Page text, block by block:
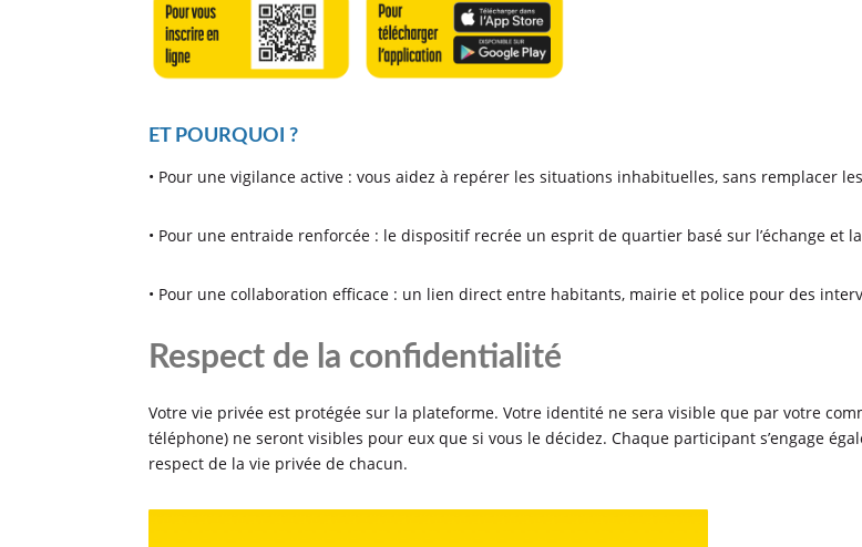
ET POURQUOI ?
• Pour une vigilance active : vous aidez à repérer les situations inhabituelles, sans remplacer
• Pour une entraide renforcée : le dispositif recrée un esprit de quartier basé sur l’échange et
• Pour une collaboration efficace : un lien direct entre habitants, mairie et police pour des
Respect de la confidentialité
Votre vie privée est protégée sur la plateforme. Votre identité ne sera visible que par votre
téléphone) ne seront visibles pour eux que si vous le décidez. Chaque participant s’engage
respect de la vie privée de chacun.